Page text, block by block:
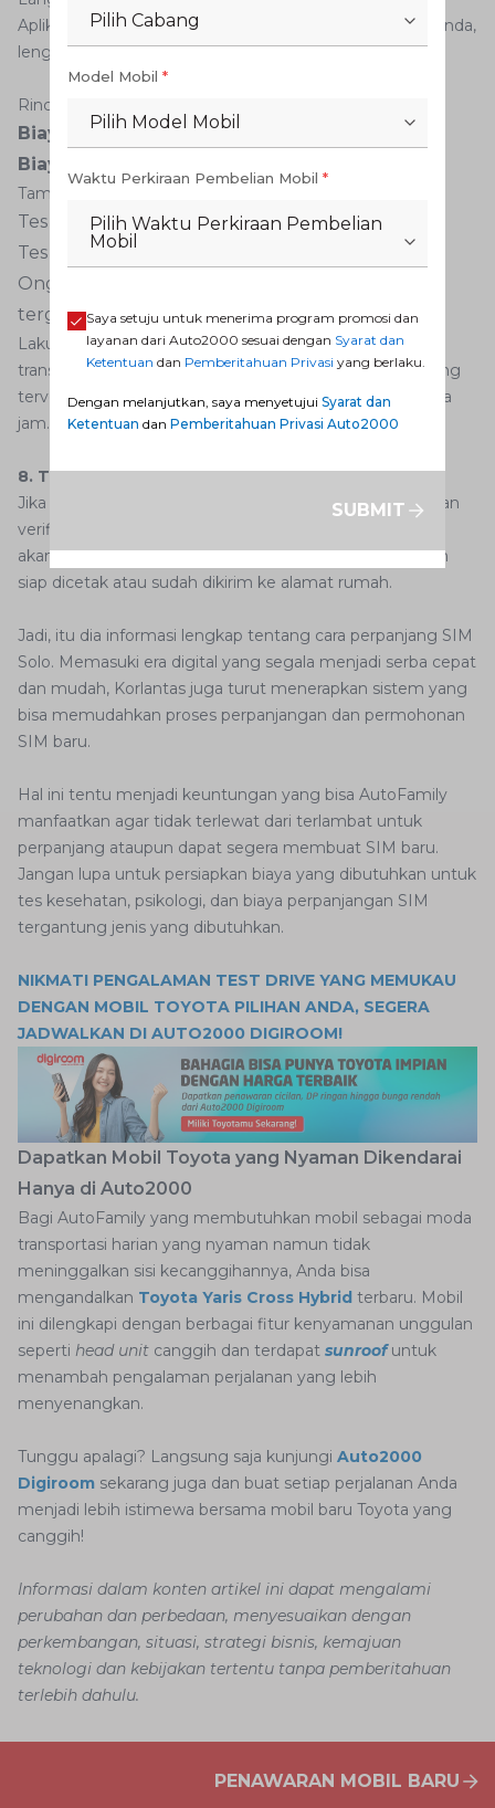
Aplikasi akan menampilkan virtual account atas nama Anda,
lengkap dengan total biaya yang harus dibayar.
Rinciannya:
Biaya perpanjangan SIM A
Biaya perpanjangan SIM C
Tambahan biaya:
Tes kesehatan: ± Rp 25.000 – Rp 50.000
Tes psikologi: ± Rp 50.000 – Rp 75.000
Ongkos kirim (jika memilih dikirim ke rumah):
tergantung wilayah tujuan
Lakukan pembayaran tepat waktu, lalu simpan bukti
transaksinya. Biasanya, status pembayaran akan langsung
terverifikasi dalam aplikasi dalam hitungan menit hingga
jam.
8. Tunggu Proses Verifikasi dan Pengiriman SIM
Jika semua tahapan telah selesai, sistem akan melakukan
verifikasi akhir. Dalam waktu 1 hingga 3 hari kerja, Anda
akan mendapat pemberitahuan bahwa SIM Anda sudah
siap dicetak atau sudah dikirim ke alamat rumah.
Jadi, itu dia informasi lengkap tentang cara perpanjang SIM
Solo. Memasuki era digital yang segala menjadi serba cepat
dan mudah, Korlantas juga turut menerapkan sistem yang
bisa memudahkan proses perpanjangan dan permohonan
SIM baru.
Hal ini tentu menjadi keuntungan yang bisa AutoFamily
manfaatkan agar tidak terlewat dari terlambat untuk
perpanjang ataupun dapat segera membuat SIM baru.
Jangan lupa untuk persiapkan biaya yang dibutuhkan untuk
tes kesehatan, psikologi, dan biaya perpanjangan SIM
tergantung jenis yang dibutuhkan.
NIKMATI PENGALAMAN TEST DRIVE YANG MEMUKAU
DENGAN MOBIL TOYOTA PILIHAN ANDA, SEGERA
JADWALKAN DI AUTO2000 DIGIROOM!
Dapatkan Mobil Toyota yang Nyaman Dikendarai
Hanya di Auto2000
Bagi AutoFamily yang membutuhkan mobil sebagai moda
transportasi harian yang nyaman namun tidak
meninggalkan sisi kecanggihannya, Anda bisa
mengandalkan Toyota Yaris Cross Hybrid terbaru. Mobil
ini dilengkapi dengan berbagai fitur kenyamanan unggulan
seperti head unit canggih dan terdapat sunroof untuk
menambah pengalaman perjalanan yang lebih
menyenangkan.
Tunggu apalagi? Langsung saja kunjungi Auto2000
Digiroom sekarang juga dan buat setiap perjalanan Anda
menjadi lebih istimewa bersama mobil baru Toyota yang
canggih!
Informasi dalam konten artikel ini dapat mengalami
perubahan dan perbedaan, menyesuaikan dengan
perkembangan, situasi, strategi bisnis, kemajuan
teknologi dan kebijakan tertentu tanpa pemberitahuan
terlebih dahulu.
PENAWARAN MOBIL BARU
Pilih Cabang
Model Mobil *
Pilih Model Mobil
Waktu Perkiraan Pembelian Mobil *
Pilih Waktu Perkiraan Pembelian
Mobil
Saya setuju untuk menerima program promosi dan
layanan dari Auto2000 sesuai dengan Syarat dan
Ketentuan dan Pemberitahuan Privasi yang berlaku.
Dengan melanjutkan, saya menyetujui Syarat dan
Ketentuan dan Pemberitahuan Privasi Auto2000
SUBMIT